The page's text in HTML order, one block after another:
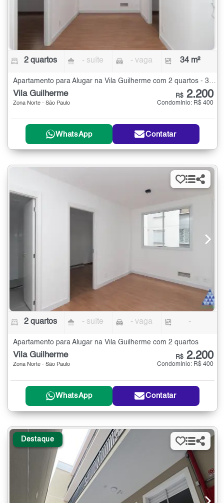
2 quartos - suíte - vaga 34 m²
Apartamento para Alugar na Vila Guilherme com 2 quartos - 34 m²
Vila Guilherme
Zona Norte - São Paulo
R$ 2.200
Condomínio: R$ 400
WhatsApp Contatar
2 quartos - suíte - vaga -
Apartamento para Alugar na Vila Guilherme com 2 quartos
Vila Guilherme
Zona Norte - São Paulo
R$ 2.200
Condomínio: R$ 400
WhatsApp Contatar
Destaque